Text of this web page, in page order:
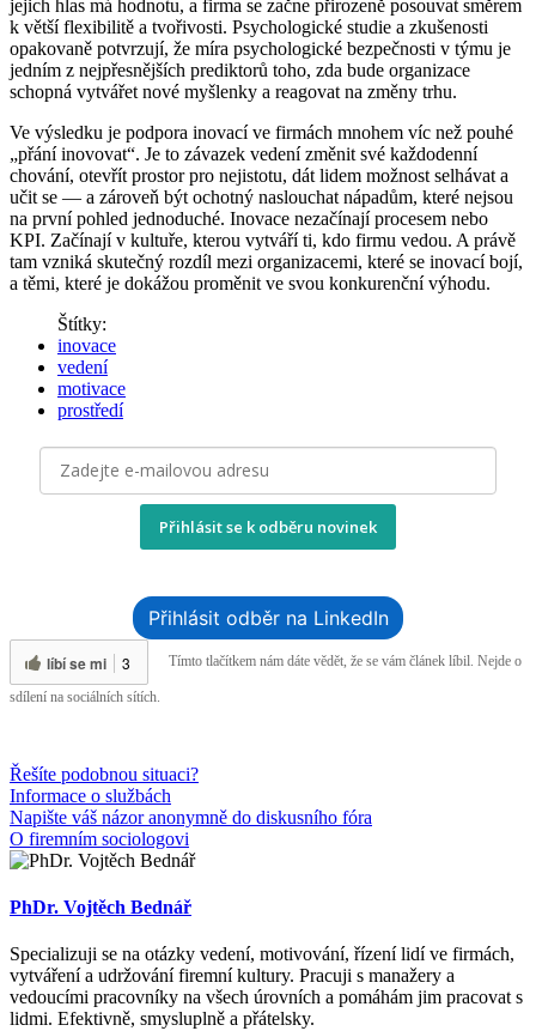
jejich hlas má hodnotu, a firma se začne přirozeně posouvat směrem
k větší flexibilitě a tvořivosti. Psychologické studie a zkušenosti
opakovaně potvrzují, že míra psychologické bezpečnosti v týmu je
jedním z nejpřesnějších prediktorů toho, zda bude organizace
schopná vytvářet nové myšlenky a reagovat na změny trhu.
Ve výsledku je podpora inovací ve firmách mnohem víc než pouhé
„přání inovovat“. Je to závazek vedení změnit své každodenní
chování, otevřít prostor pro nejistotu, dát lidem možnost selhávat a
učit se — a zároveň být ochotný naslouchat nápadům, které nejsou
na první pohled jednoduché. Inovace nezačínají procesem nebo
KPI. Začínají v kultuře, kterou vytváří ti, kdo firmu vedou. A právě
tam vzniká skutečný rozdíl mezi organizacemi, které se inovací bojí,
a těmi, které je dokážou proměnit ve svou konkurenční výhodu.
Štítky:
inovace
vedení
motivace
prostředí
Přihlásit se k odběru novinek
Přihlásit odběr na LinkedIn
líbí se mi 3 Tímto tlačítkem nám dáte vědět, že se vám článek líbil. Nejde o
sdílení na sociálních sítích.
Řešíte podobnou situaci?
Informace o službách
Napište váš názor anonymně do diskusního fóra
O firemním sociologovi
PhDr. Vojtěch Bednář
Specializuji se na otázky vedení, motivování, řízení lidí ve firmách,
vytváření a udržování firemní kultury. Pracuji s manažery a
vedoucími pracovníky na všech úrovních a pomáhám jim pracovat s
lidmi. Efektivně, smysluplně a přátelsky.